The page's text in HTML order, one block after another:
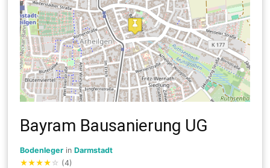
Bayram Bausanierung UG
Bodenleger inDarmstadt
★★★★ ☆ (4)